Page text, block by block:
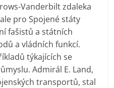
Vanderbilt zdaleka
pro Spojené státy
fašistů a státních
a vládních funkcí.
týkajících se
Admirál E. Land,
transportů, stal